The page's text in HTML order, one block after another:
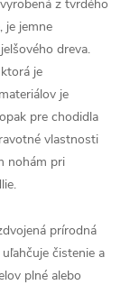
z tvrdého
je jemne
dreva.
je
je
pre chodidla
vlastnosti
nohám pri
prírodná
čistenie a
plné alebo